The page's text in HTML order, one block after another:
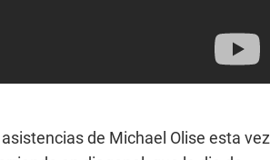
de Michael Olise esta vez